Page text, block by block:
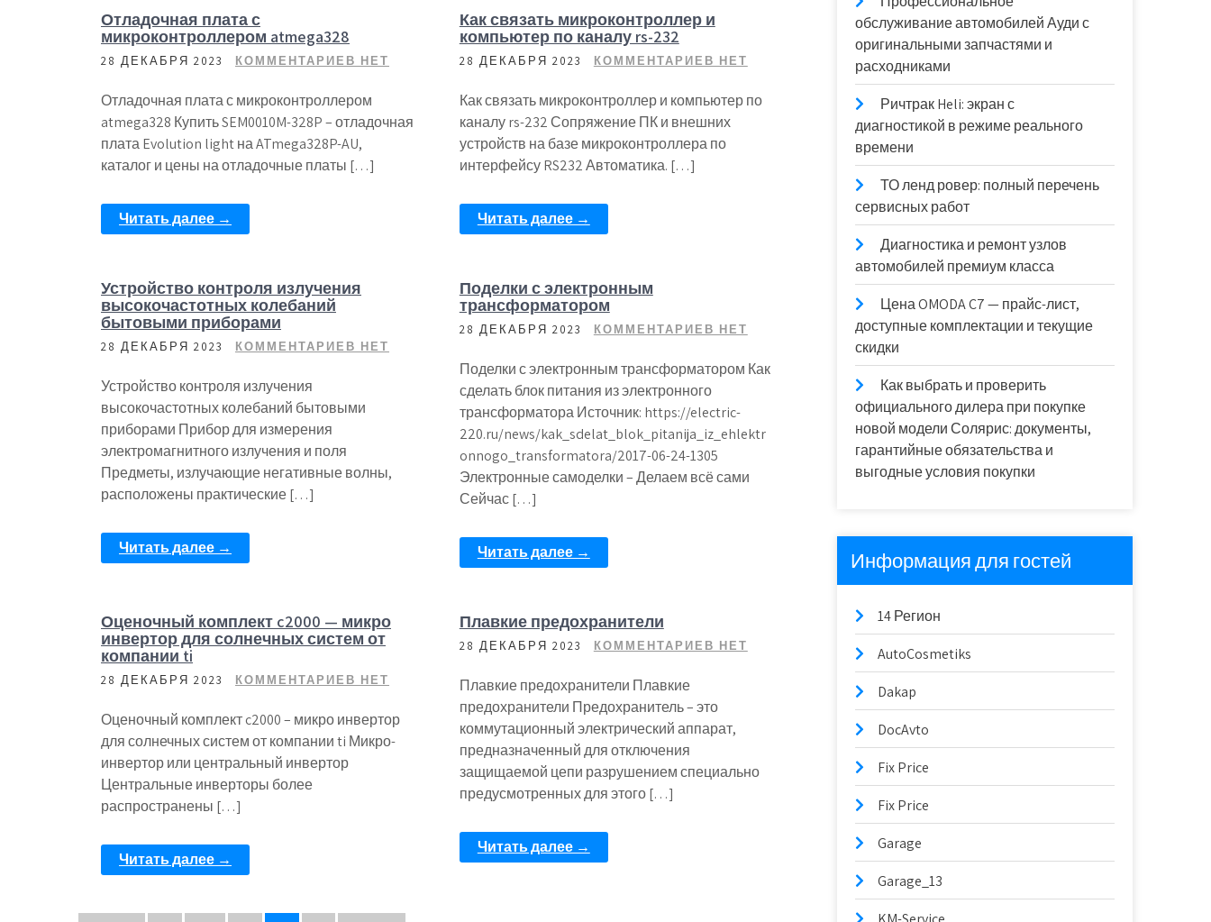
Отладочная плата с
микроконтроллером atmega328
28 ДЕКАБРЯ 2023 КОММЕНТАРИЕВ НЕТ
Отладочная плата с микроконтроллером
atmega328 Купить SEM0010M-328P – отладочная
плата Evolution light на ATmega328P-AU,
каталог и цены на отладочные платы […]
Читать далее →
Как связать микроконтроллер и
компьютер по каналу rs-232
28 ДЕКАБРЯ 2023 КОММЕНТАРИЕВ НЕТ
Как связать микроконтроллер и компьютер по
каналу rs-232 Сопряжение ПК и внешних
устройств на базе микроконтроллера по
интерфейсу RS232 Автоматика. […]
Читать далее →
Устройство контроля излучения
высокочастотных колебаний
бытовыми приборами
28 ДЕКАБРЯ 2023 КОММЕНТАРИЕВ НЕТ
Устройство контроля излучения
высокочастотных колебаний бытовыми
приборами Прибор для измерения
электромагнитного излучения и поля
Предметы, излучающие негативные волны,
расположены практические […]
Читать далее →
Поделки с электронным
трансформатором
28 ДЕКАБРЯ 2023 КОММЕНТАРИЕВ НЕТ
Поделки с электронным трансформатором Как
сделать блок питания из электронного
трансформатора Источник: https://electric-
220.ru/news/kak_sdelat_blok_pitanija_iz_ehlektr
onnogo_transformatora/2017-06-24-1305
Электронные самоделки – Делаем всё сами
Сейчас […]
Читать далее →
Оценочный комплект c2000 — микро
инвертор для солнечных систем от
компании ti
28 ДЕКАБРЯ 2023 КОММЕНТАРИЕВ НЕТ
Оценочный комплект c2000 – микро инвертор
для солнечных систем от компании ti Микро-
инвертор или центральный инвертор
Центральные инверторы более
распространены […]
Читать далее →
Плавкие предохранители
28 ДЕКАБРЯ 2023 КОММЕНТАРИЕВ НЕТ
Плавкие предохранители Плавкие
предохранители Предохранитель – это
коммутационный электрический аппарат,
предназначенный для отключения
защищаемой цепи разрушением специально
предусмотренных для этого […]
Читать далее →
обслуживание автомобилей Ауди с
оригинальными запчастями и
расходниками
Ричтрак Heli: экран с
диагностикой в режиме реального
времени
ТО ленд ровер: полный перечень
сервисных работ
Диагностика и ремонт узлов
автомобилей премиум класса
Цена OMODA C7 — прайс-лист,
доступные комплектации и текущие
скидки
Как выбрать и проверить
официального дилера при покупке
новой модели Солярис: документы,
гарантийные обязательства и
выгодные условия покупки
Информация для гостей
14 Регион
AutoCosmetiks
Dakap
DocAvto
Fix Price
Fix Price
Garage
Garage_13